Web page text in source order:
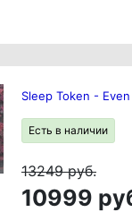
Sleep Token -
Есть в наличии
13249руб.
10999